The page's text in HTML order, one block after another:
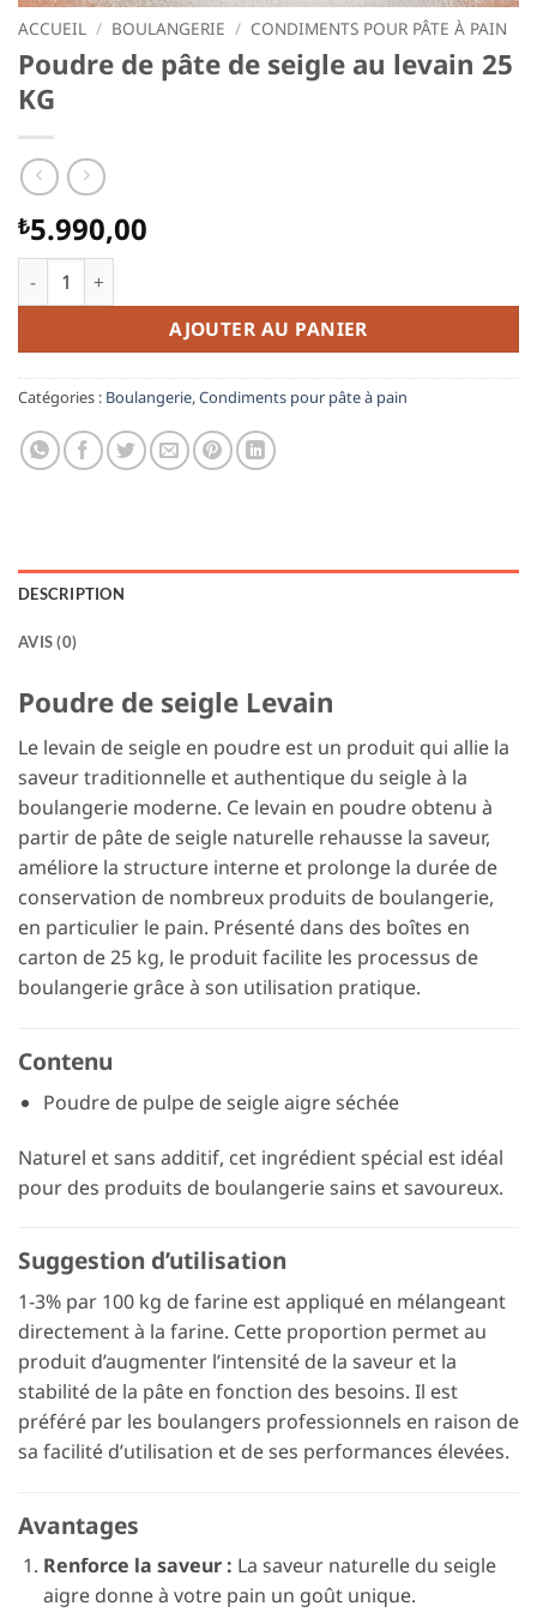
ACCUEIL / BOULANGERIE / CONDIMENTS POUR PÂTE À PAIN
Poudre de pâte de seigle au levain 25
KG
₺5.990,00
quantité de Poudre de pâte de seigle au levain 25 KG
AJOUTER AU PANIER
Catégories : Boulangerie,Condiments pour pâte à pain
DESCRIPTION
AVIS (0)
Poudre de seigle Levain
Le levain de seigle en poudre est un produit qui allie la
saveur traditionnelle et authentique du seigle à la
boulangerie moderne. Ce levain en poudre obtenu à
partir de pâte de seigle naturelle rehausse la saveur,
améliore la structure interne et prolonge la durée de
conservation de nombreux produits de boulangerie,
en particulier le pain. Présenté dans des boîtes en
carton de 25 kg, le produit facilite les processus de
boulangerie grâce à son utilisation pratique.
Contenu
Poudre de pulpe de seigle aigre séchée
Naturel et sans additif, cet ingrédient spécial est idéal
pour des produits de boulangerie sains et savoureux.
Suggestion d’utilisation
1-3% par 100 kg de farine est appliqué en mélangeant
directement à la farine. Cette proportion permet au
produit d’augmenter l’intensité de la saveur et la
stabilité de la pâte en fonction des besoins. Il est
préféré par les boulangers professionnels en raison de
sa facilité d’utilisation et de ses performances élevées.
Avantages
Renforce la saveur : La saveur naturelle du seigle
aigre donne à votre pain un goût unique.